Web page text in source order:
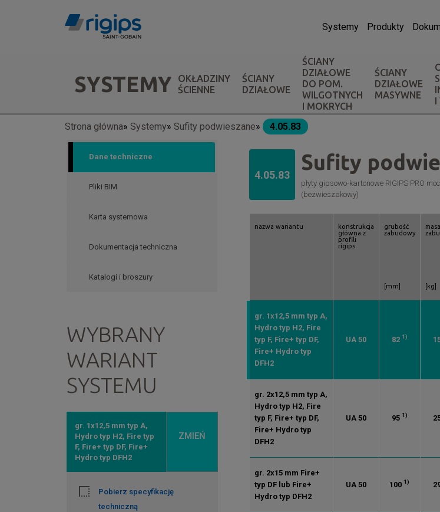
Systemy Produkty
systemówSYSTEMY
OKŁADZINY
ŚCIENNE
ŚCIANY
DZIAŁOWE
ŚCIANY
DZIAŁOWE
DO POM.
WILGOTNYCH
I MOKRYCH
ŚCIANY
DZIAŁOWE
MASYWNE
I
Ścieżka
nawigacyjna
Strona główna Systemy Sufity podwieszane 4.05.83
Dane techniczne
Pliki BIM
Karta systemowa
Dokumentacja techniczna
Katalogi i broszury
WYBRANY
WARIANT
SYSTEMU
gr. 1x12,5 mm typ A,
Hydro typ H2, Fire typ
F, Fire+ typ DF, Fire+
Hydro typ DFH2
ZMIEŃ
Pobierz specyfikację
techniczną
4.05.83
Sufity
płyty gipsowo-kartonowe RIGIPS PRO
(bezwieszakowy)
nazwa wariantu
konstrukcja
główna z
profili
rigips
grubość
zabudowy
[mm]
masa
[kg]
gr. 1x12,5 mm typ A,
Hydro typ H2, Fire
typ F, Fire+ typ DF,
Fire+ Hydro typ
DFH2
UA 50 82 1)
gr. 2x12,5 mm typ A,
Hydro typ H2, Fire
typ F, Fire+ typ DF,
Fire+ Hydro typ
DFH2
UA 50 95 1)
gr. 2x15 mm Fire+
typ DF lub Fire+
Hydro typ DFH2
UA 50 100 1)